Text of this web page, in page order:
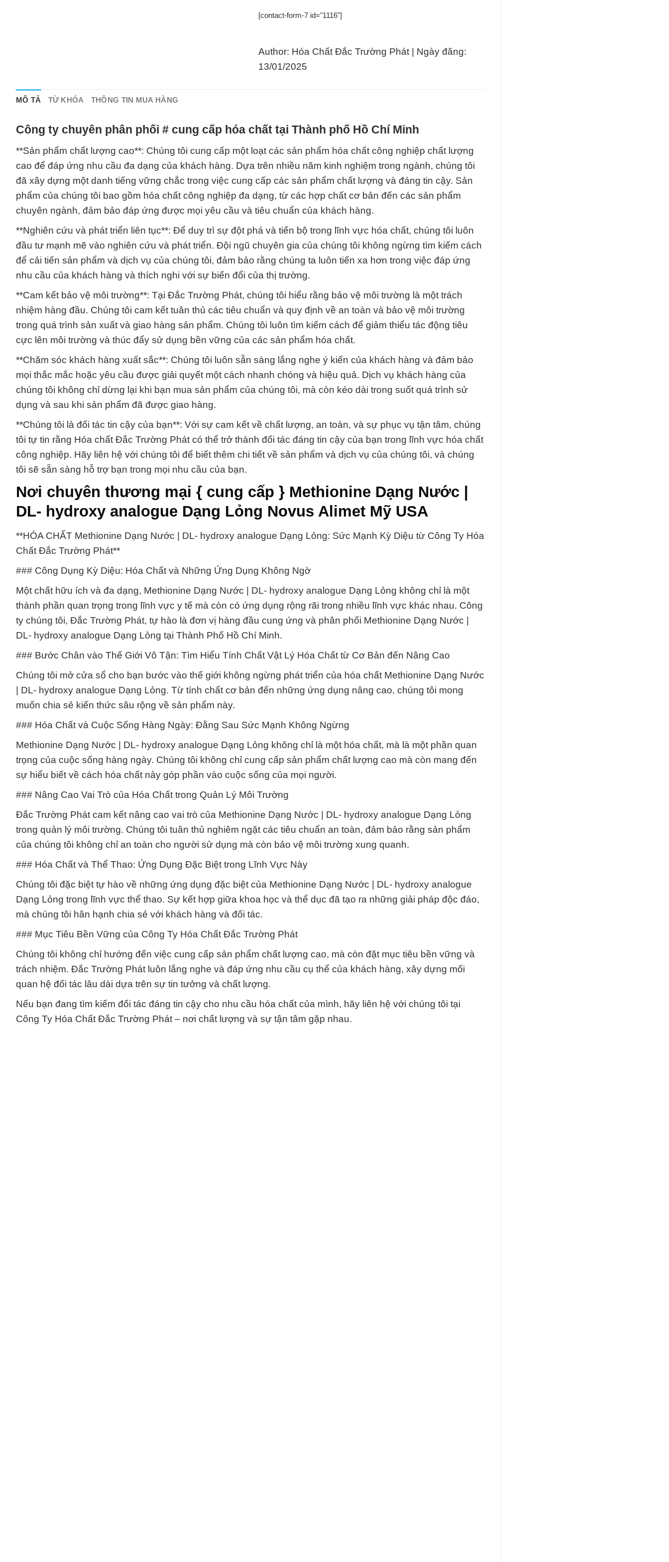
[contact-form-7 id="1116"]
Author: Hóa Chất Đắc Trường Phát | Ngày đăng:
13/01/2025
MÔ TẢ TỪ KHÓA THÔNG TIN MUA HÀNG
Công ty chuyên phân phối # cung cấp hóa chất tại Thành phố Hồ Chí Minh
**Sản phẩm chất lượng cao**: Chúng tôi cung cấp một loạt các sản phẩm hóa chất công nghiệp chất lượng
cao để đáp ứng nhu cầu đa dạng của khách hàng. Dựa trên nhiều năm kinh nghiệm trong ngành, chúng tôi
đã xây dựng một danh tiếng vững chắc trong việc cung cấp các sản phẩm chất lượng và đáng tin cậy. Sản
phẩm của chúng tôi bao gồm hóa chất công nghiệp đa dạng, từ các hợp chất cơ bản đến các sản phẩm
chuyên ngành, đảm bảo đáp ứng được mọi yêu cầu và tiêu chuẩn của khách hàng.
**Nghiên cứu và phát triển liên tục**: Để duy trì sự đột phá và tiến bộ trong lĩnh vực hóa chất, chúng tôi luôn
đầu tư mạnh mẽ vào nghiên cứu và phát triển. Đội ngũ chuyên gia của chúng tôi không ngừng tìm kiếm cách
để cải tiến sản phẩm và dịch vụ của chúng tôi, đảm bảo rằng chúng ta luôn tiến xa hơn trong việc đáp ứng
nhu cầu của khách hàng và thích nghi với sự biến đổi của thị trường.
**Cam kết bảo vệ môi trường**: Tại Đắc Trường Phát, chúng tôi hiểu rằng bảo vệ môi trường là một trách
nhiệm hàng đầu. Chúng tôi cam kết tuân thủ các tiêu chuẩn và quy định về an toàn và bảo vệ môi trường
trong quá trình sản xuất và giao hàng sản phẩm. Chúng tôi luôn tìm kiếm cách để giảm thiểu tác động tiêu
cực lên môi trường và thúc đẩy sử dụng bền vững của các sản phẩm hóa chất.
**Chăm sóc khách hàng xuất sắc**: Chúng tôi luôn sẵn sàng lắng nghe ý kiến của khách hàng và đảm bảo
mọi thắc mắc hoặc yêu cầu được giải quyết một cách nhanh chóng và hiệu quả. Dịch vụ khách hàng của
chúng tôi không chỉ dừng lại khi bạn mua sản phẩm của chúng tôi, mà còn kéo dài trong suốt quá trình sử
dụng và sau khi sản phẩm đã được giao hàng.
**Chúng tôi là đối tác tin cậy của bạn**: Với sự cam kết về chất lượng, an toàn, và sự phục vụ tận tâm, chúng
tôi tự tin rằng Hóa chất Đắc Trường Phát có thể trở thành đối tác đáng tin cậy của bạn trong lĩnh vực hóa chất
công nghiệp. Hãy liên hệ với chúng tôi để biết thêm chi tiết về sản phẩm và dịch vụ của chúng tôi, và chúng
tôi sẽ sẵn sàng hỗ trợ bạn trong mọi nhu cầu của bạn.
Nơi chuyên thương mại { cung cấp } Methionine Dạng Nước |
DL- hydroxy analogue Dạng Lỏng Novus Alimet Mỹ USA
**HÓA CHẤT Methionine Dạng Nước | DL- hydroxy analogue Dạng Lỏng: Sức Mạnh Kỳ Diệu từ Công Ty Hóa
Chất Đắc Trường Phát**
### Công Dụng Kỳ Diệu: Hóa Chất và Những Ứng Dụng Không Ngờ
Một chất hữu ích và đa dạng, Methionine Dạng Nước | DL- hydroxy analogue Dạng Lỏng không chỉ là một
thành phần quan trọng trong lĩnh vực y tế mà còn có ứng dụng rộng rãi trong nhiều lĩnh vực khác nhau. Công
ty chúng tôi, Đắc Trường Phát, tự hào là đơn vị hàng đầu cung ứng và phân phối Methionine Dạng Nước |
DL- hydroxy analogue Dạng Lỏng tại Thành Phố Hồ Chí Minh.
### Bước Chân vào Thế Giới Vô Tận: Tìm Hiểu Tính Chất Vật Lý Hóa Chất từ Cơ Bản đến Nâng Cao
Chúng tôi mở cửa sổ cho bạn bước vào thế giới không ngừng phát triển của hóa chất Methionine Dạng Nước
| DL- hydroxy analogue Dạng Lỏng. Từ tính chất cơ bản đến những ứng dụng nâng cao, chúng tôi mong
muốn chia sẻ kiến thức sâu rộng về sản phẩm này.
### Hóa Chất và Cuộc Sống Hàng Ngày: Đằng Sau Sức Mạnh Không Ngừng
Methionine Dạng Nước | DL- hydroxy analogue Dạng Lỏng không chỉ là một hóa chất, mà là một phần quan
trọng của cuộc sống hàng ngày. Chúng tôi không chỉ cung cấp sản phẩm chất lượng cao mà còn mang đến
sự hiểu biết về cách hóa chất này góp phần vào cuộc sống của mọi người.
### Nâng Cao Vai Trò của Hóa Chất trong Quản Lý Môi Trường
Đắc Trường Phát cam kết nâng cao vai trò của Methionine Dạng Nước | DL- hydroxy analogue Dạng Lỏng
trong quản lý môi trường. Chúng tôi tuân thủ nghiêm ngặt các tiêu chuẩn an toàn, đảm bảo rằng sản phẩm
của chúng tôi không chỉ an toàn cho người sử dụng mà còn bảo vệ môi trường xung quanh.
### Hóa Chất và Thể Thao: Ứng Dụng Đặc Biệt trong Lĩnh Vực Này
Chúng tôi đặc biệt tự hào về những ứng dụng đặc biệt của Methionine Dạng Nước | DL- hydroxy analogue
Dạng Lỏng trong lĩnh vực thể thao. Sự kết hợp giữa khoa học và thể dục đã tạo ra những giải pháp độc đáo,
mà chúng tôi hân hạnh chia sẻ với khách hàng và đối tác.
### Mục Tiêu Bền Vững của Công Ty Hóa Chất Đắc Trường Phát
Chúng tôi không chỉ hướng đến việc cung cấp sản phẩm chất lượng cao, mà còn đặt mục tiêu bền vững và
trách nhiệm. Đắc Trường Phát luôn lắng nghe và đáp ứng nhu cầu cụ thể của khách hàng, xây dựng mối
quan hệ đối tác lâu dài dựa trên sự tin tưởng và chất lượng.
Nếu bạn đang tìm kiếm đối tác đáng tin cậy cho nhu cầu hóa chất của mình, hãy liên hệ với chúng tôi tại
Công Ty Hóa Chất Đắc Trường Phát – nơi chất lượng và sự tận tâm gặp nhau.